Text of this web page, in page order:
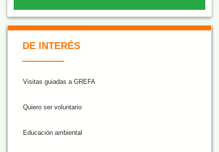
De Interés NARANJA
DE INTERÉS
Visitas guiadas a GREFA
Quiero ser voluntario
Educación ambiental